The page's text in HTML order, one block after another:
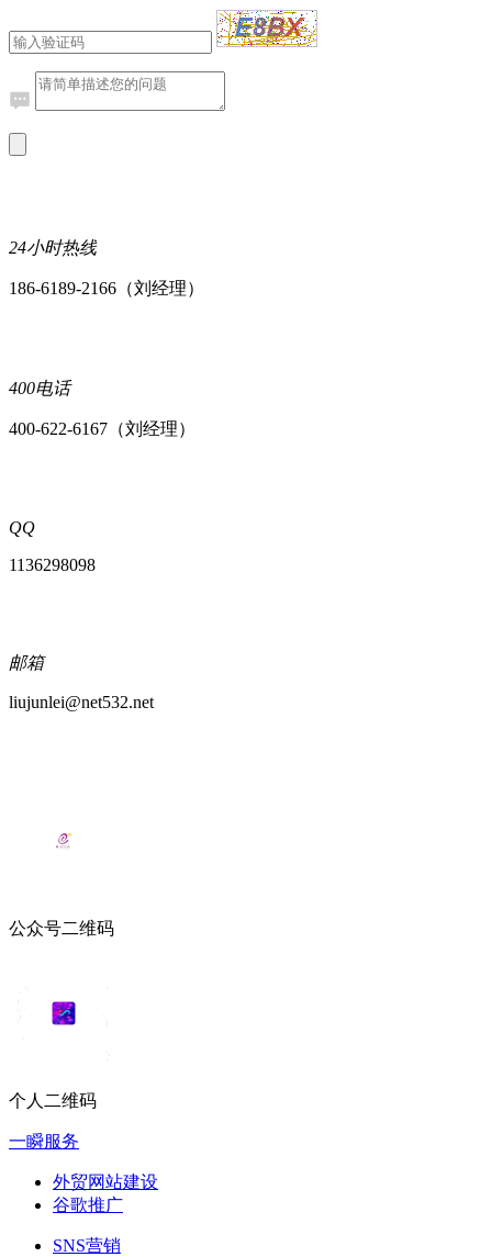
24小时热线
186-6189-2166（刘经理）
400电话
400-622-6167（刘经理）
QQ
1136298098
邮箱
liujunlei@net532.net
公众号二维码
个人二维码
一瞬服务
外贸网站建设
谷歌推广
SNS营销